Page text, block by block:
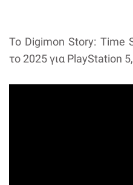
Το Digimon Story: Time
το 2025 για PlayStation